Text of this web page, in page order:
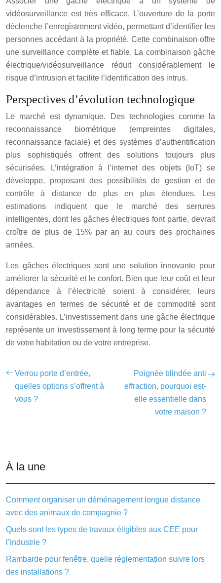
vidéosurveillance est très efficace. L’ouverture de la porte
déclenche l’enregistrement vidéo, permettant d’identifier les
personnes accédant à la propriété. Cette combinaison offre
une surveillance complète et fiable. La combinaison gâche
électrique/vidéosurveillance réduit considérablement le
risque d’intrusion et facilite l’identification des intrus.
Perspectives d’évolution technologique
Le marché est dynamique. Des technologies comme la
reconnaissance biométrique (empreintes digitales,
reconnaissance faciale) et des systèmes d’authentification
plus sophistiqués offrent des solutions toujours plus
sécurisées. L’intégration à l’internet des objets (IoT) se
développe, proposant des possibilités de gestion et de
contrôle à distance de plus en plus étendues. Les
estimations indiquent que le marché des serrures
intelligentes, dont les gâches électriques font partie, devrait
croître de plus de 15% par an au cours des prochaines
années.
Les gâches électriques sont une solution innovante pour
améliorer la sécurité et le confort. Bien que leur coût et leur
dépendance à l’électricité soient à considérer, leurs
avantages en termes de sécurité et de commodité sont
considérables. L’investissement dans une gâche électrique
représente un investissement à long terme pour la sécurité
de votre habitation ou de votre entreprise.
Verrou porte d’entrée,
quelles options s’offrent à
vous ?
Poignée blindée anti
effraction, pourquoi est-
elle essentielle dans
votre maison ?
À la une
Comment organiser un déménagement longue distance
avec des animaux de compagnie ?
Quels sont les types de travaux éligibles aux CEE pour
l’industrie ?
Rambarde pour fenêtre, quelle réglementation suivre lors
des installations ?